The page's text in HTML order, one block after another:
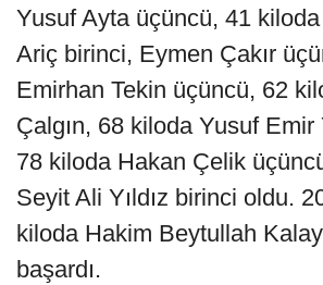
Yusuf Ayta üçüncü, 41
Ariç birinci, Eymen Çakır
Emirhan Tekin üçüncü, 62
Çalgın, 68 kiloda Yusuf
78 kiloda Hakan Çelik
Seyit Ali Yıldız birinci oldu.
kiloda Hakim Beytullah
başardı.